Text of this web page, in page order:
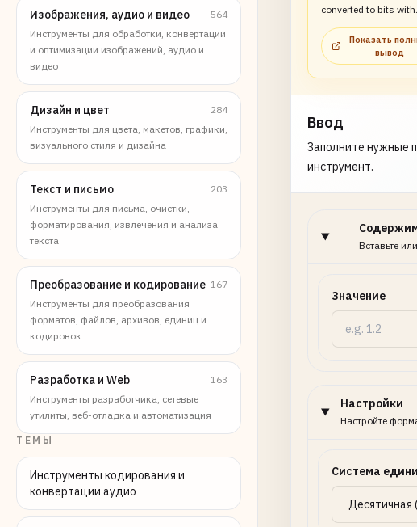
Изображения, аудио и видео
564
Инструменты для обработки, конвертации
и оптимизации изображений, аудио и
видео
Дизайн и цвет
284
Инструменты для цвета, макетов, графики,
визуального стиля и дизайна
Текст и письмо
203
Инструменты для письма, очистки,
форматирования, извлечения и анализа
текста
Преобразование и кодирование 167
Инструменты для преобразования
форматов, файлов, архивов, единиц и
кодировок
Разработка и Web
163
Инструменты разработчика, сетевые
утилиты, веб-отладка и автоматизация
ТЕМЫ
Инструменты кодирования и
конвертации аудио
converted to bits with
system comparison
transfer estimate"}
Показать
вывод
Ввод
Заполните нужные
инструмент.
Вставьте
Значение
Настройки
Настройте
Система